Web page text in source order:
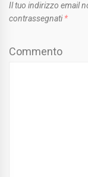
Il tuo indirizzo email
contrassegnati *
Commento